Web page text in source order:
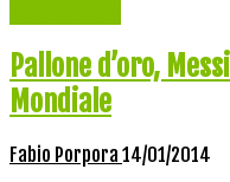
Pallone d’oro,
Mondiale
Fabio Porpora 14/01/2014